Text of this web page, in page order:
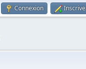
Connexion